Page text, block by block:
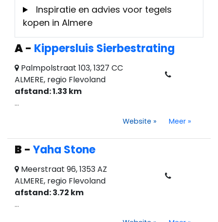
Inspiratie en advies voor tegels
kopen in Almere
A- Kippersluis Sierbestrating
Palmpolstraat 103, 1327 CC
ALMERE, regio Flevoland
afstand: 1.33 km
...
Website » Meer »
B -Yaha Stone
Meerstraat 96, 1353 AZ
ALMERE, regio Flevoland
afstand: 3.72 km
...